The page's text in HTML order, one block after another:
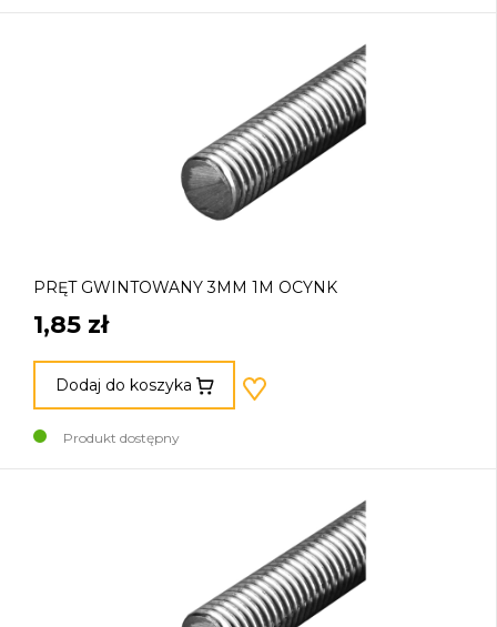
PRĘT GWINTOWANY 3MM 1M OCYNK
1,85 zł
Dodaj do koszyka
Produkt dostępny